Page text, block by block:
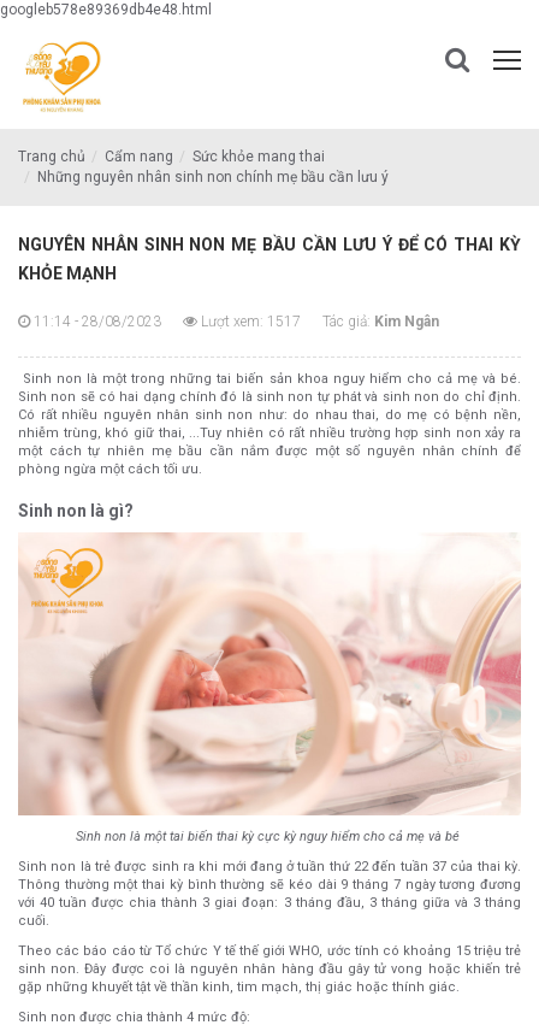
googleb578e89369db4e48.html
Trang chủ Cẩm nang
Sức khỏe mang thai
Những nguyên nhân sinh non chính mẹ bầu cần lưu ý
NGUYÊN NHÂN SINH NON MẸ BẦU CẦN LƯU Ý ĐỂ CÓ THAI KỲ
KHỎE MẠNH
11:14 - 28/08/2023 Lượt xem: 1517 Tác giả: Kim Ngân
Sinh non là một trong những tai biến sản khoa nguy hiểm cho cả mẹ và bé.
Sinh non sẽ có hai dạng chính đó là sinh non tự phát và sinh non do chỉ định.
Có rất nhiều nguyên nhân sinh non như: do nhau thai, do mẹ có bệnh nền,
nhiễm trùng, khó giữ thai, ...Tuy nhiên có rất nhiều trường hợp sinh non xảy ra
một cách tự nhiên mẹ bầu cần nắm được một số nguyên nhân chính để
phòng ngừa một cách tối ưu.
Sinh non là gì?
Sinh non là một tai biến thai kỳ cực kỳ nguy hiểm cho cả mẹ và bé
Sinh non là trẻ được sinh ra khi mới đang ở tuần thứ 22 đến tuần 37 của thai kỳ.
Thông thường một thai kỳ bình thường sẽ kéo dài 9 tháng 7 ngày tương đương
với 40 tuần được chia thành 3 giai đoạn: 3 tháng đầu, 3 tháng giữa và 3 tháng
cuối.
Theo các báo cáo từ Tổ chức Y tế thế giới WHO, ước tính có khoảng 15 triệu trẻ
sinh non. Đây được coi là nguyên nhân hàng đầu gây tử vong hoặc khiến trẻ
gặp những khuyết tật về thần kinh, tim mạch, thị giác hoặc thính giác.
Sinh non được chia thành 4 mức độ: